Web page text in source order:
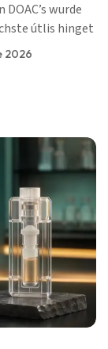
wurde
útlis hinget
en it krekte
Bewiis-
2026